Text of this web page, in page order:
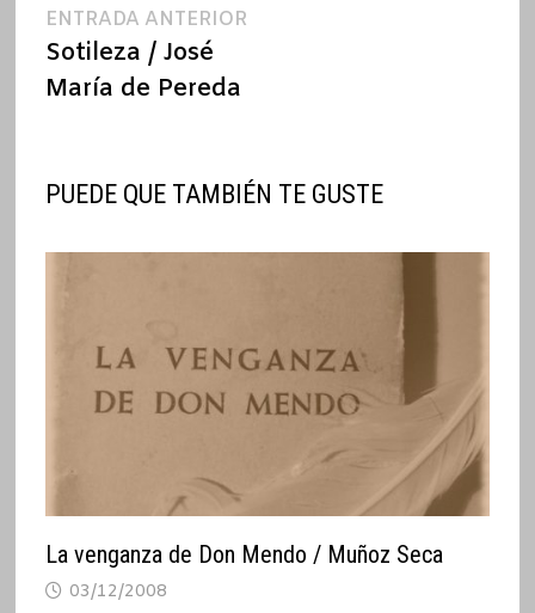
Navegación
de
ENTRADA ANTERIOREntrada
Sotileza / José
María de Pereda
PUEDE QUE TAMBIÉN TE GUSTE
La venganza de Don Mendo / Muñoz Seca
03/12/2008